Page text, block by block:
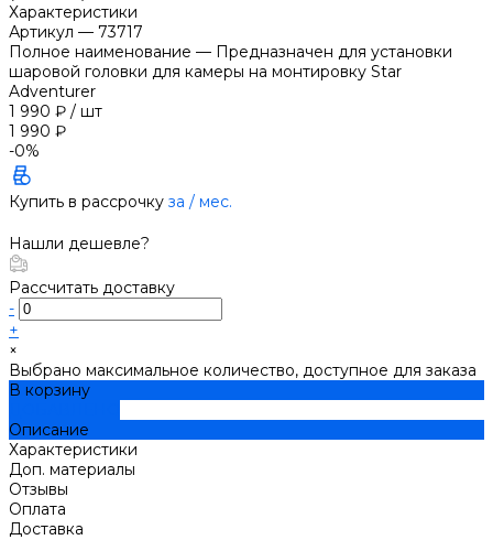
Характеристики
Артикул — 73717
Полное наименование — Предназначен для установки
шаровой головки для камеры на монтировку Star
Adventurer
1 990 ₽ / шт
1 990 ₽
-0%
Купить в рассрочку за / мес.
Нашли дешевле?
Рассчитать доставку
-
+
×
Выбрано максимальное количество, доступное для заказа
В корзину
Описание
Характеристики
Доп. материалы
Отзывы
Оплата
Доставка